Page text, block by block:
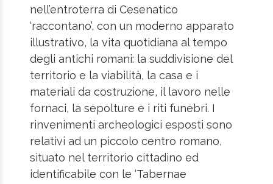
nell’entroterra di Cesenatico
‘raccontano’, con un moderno apparato
illustrativo, la vita quotidiana al tempo
degli antichi romani: la suddivisione del
territorio e la viabilità, la casa e i
materiali da costruzione, il lavoro nelle
fornaci, la sepolture e i riti funebri. I
rinvenimenti archeologici esposti sono
relativi ad un piccolo centro romano,
situato nel territorio cittadino ed
identificabile con le ‘Tabernae